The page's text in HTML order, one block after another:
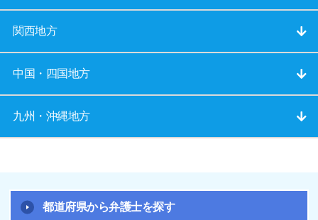
関西地方
中国・四国地方
九州・沖縄地方
都道府県から弁護士を探す